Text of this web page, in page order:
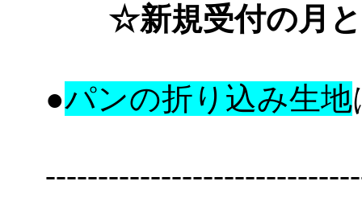
☆新規受付の月
●パンの折り込み生地